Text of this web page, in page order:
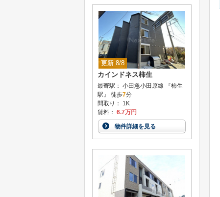
更新 8/8
カインドネス柿生
最寄駅： 小田急小田原線 『柿生
駅』 徒歩7分
間取り： 1K
賃料： 6.7万円
物件詳細を見る